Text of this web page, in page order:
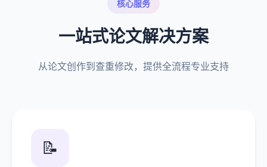
核心服务
一站式论文解决方案
从论文创作到查重修改，提供全流程专业支持
📝